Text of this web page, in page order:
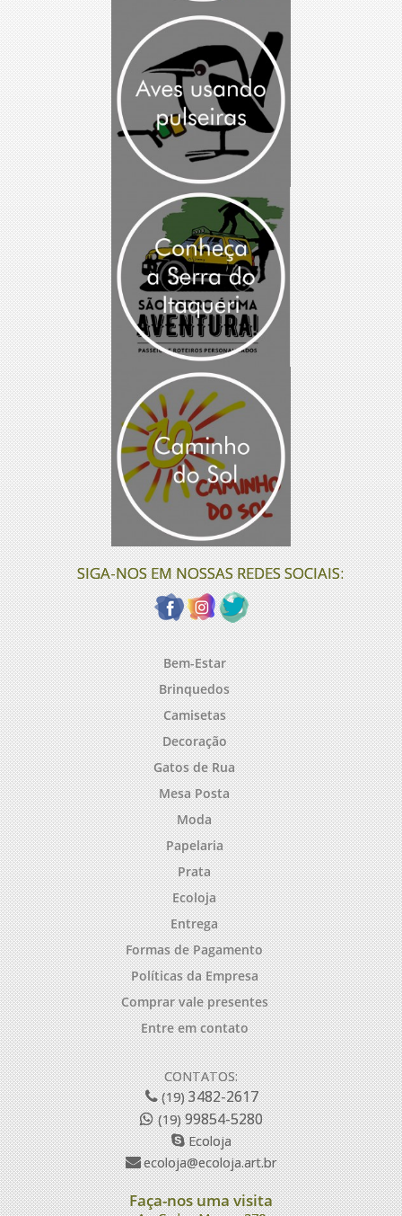
SIGA-NOS EM NOSSAS REDES SOCIAIS:
Bem-Estar
Brinquedos
Camisetas
Decoração
Gatos de Rua
Mesa Posta
Moda
Papelaria
Prata
Ecoloja
Entrega
Formas de Pagamento
Políticas da Empresa
Comprar vale presentes
Entre em contato
CONTATOS:
(19)3482-2617
(19)99854-5280
Ecoloja
ecoloja@ecoloja.art.br
Faça-nos uma visita